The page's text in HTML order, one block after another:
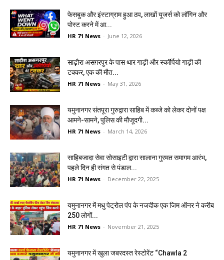
फेसबुक और इंस्टाग्राम हुआ ठप, लाखों यूजर्स को लॉगिन और
पोस्ट करने में आ...
HR 71 News - June 12, 2026
साढ़ौरा असग़रपुर के पास थार गाड़ी और स्कॉर्पियो गाड़ी की
टक्कर, एक की मौत...
HR 71 News - May 31, 2026
यमुनानगर संतपूरा गुरुद्वारा साहिब में कब्जे को लेकर दोनों पक्ष
आमने-सामने, पुलिस की मौजूदगी...
HR 71 News - March 14, 2026
साहिबजादा सेवा सोसाइटी द्वारा सालाना गुरमत समागम आरंभ,
पहले दिन ही संगत से पंडाल...
HR 71 News - December 22, 2025
यमुनानगर में मधु पेट्रोल पंप के नजदीक एक जिम ऑनर ने करीब
250 लोगों...
HR 71 News - November 21, 2025
यमुनानगर में खुला जबरदस्त रेस्टोरेंट “Chawla 2